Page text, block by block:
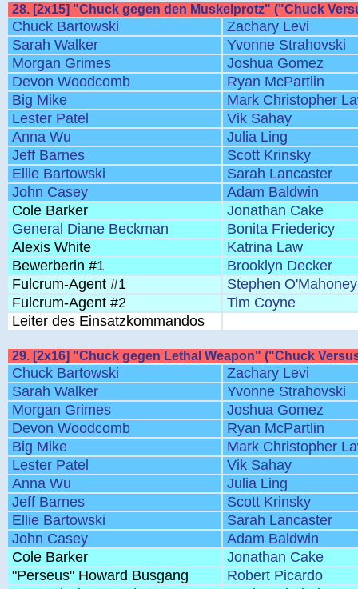
28. [2x15] "Chuck gegen den Muskelprotz" ("Chuck
Chuck Bartowski
Zachary Levi
Sarah Walker
Yvonne Strahovski
Morgan Grimes
Joshua Gomez
Devon Woodcomb
Ryan McPartlin
Big Mike
Mark Christopher
Lester Patel
Vik Sahay
Anna Wu
Julia Ling
Jeff Barnes
Scott Krinsky
Ellie Bartowski
Sarah Lancaster
John Casey
Adam Baldwin
Cole Barker
Jonathan Cake
General Diane Beckman
Bonita Friedericy
Alexis White
Katrina Law
Bewerberin #1
Brooklyn Decker
Fulcrum-Agent #1
Stephen O'Mahoney
Fulcrum-Agent #2
Tim Coyne
Leiter des Einsatzkommandos
29. [2x16] "Chuck gegen Lethal Weapon" ("Chuck
Chuck Bartowski
Zachary Levi
Sarah Walker
Yvonne Strahovski
Morgan Grimes
Joshua Gomez
Devon Woodcomb
Ryan McPartlin
Big Mike
Mark Christopher
Lester Patel
Vik Sahay
Anna Wu
Julia Ling
Jeff Barnes
Scott Krinsky
Ellie Bartowski
Sarah Lancaster
John Casey
Adam Baldwin
Cole Barker
Jonathan Cake
"Perseus" Howard Busgang
Robert Picardo